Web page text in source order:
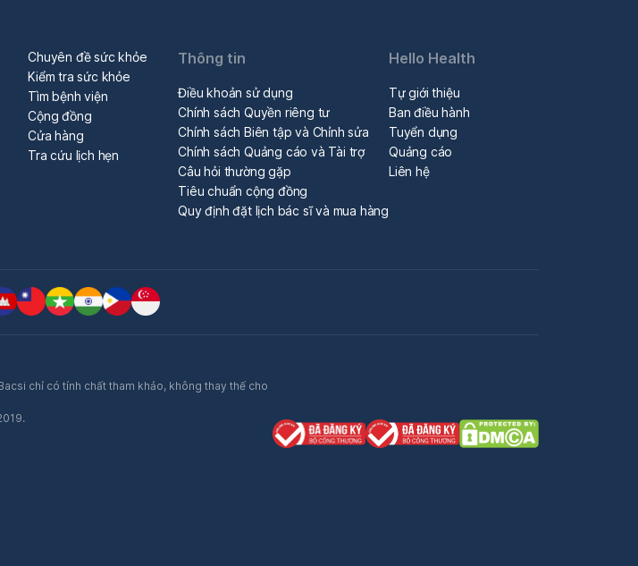
Chuyên đề sức khỏe
Kiểm tra sức khỏe
Tìm bệnh viện
Cộng đồng
Cửa hàng
Tra cứu lịch hẹn
Thông tin
Điều khoản sử dụng
Chính sách Quyền riêng tư
Chính sách Biên tập và Chỉnh sửa
Chính sách Quảng cáo và Tài trợ
Câu hỏi thường gặp
Tiêu chuẩn cộng đồng
Quy định đặt lịch bác sĩ và mua hàng
Hello Health
Tự giới thiệu
Ban điều hành
Tuyển dụng
Quảng cáo
Liên hệ
chỉ có tính chất tham khảo, không thay thế cho